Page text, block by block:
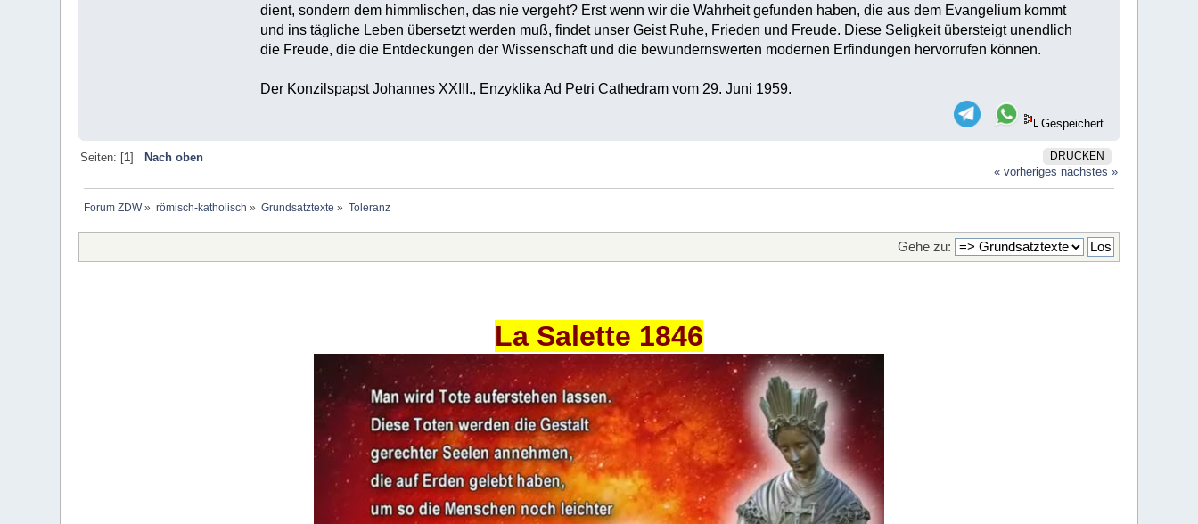
dient, sondern dem himmlischen, das nie vergeht? Erst wenn wir die Wahrheit gefunden haben, die aus dem Evangelium kommt
und ins tägliche Leben übersetzt werden muß, findet unser Geist Ruhe, Frieden und Freude. Diese Seligkeit übersteigt unendlich
die Freude, die die Entdeckungen der Wissenschaft und die bewundernswerten modernen Erfindungen hervorrufen können.
Der Konzilspapst Johannes XXIII., Enzyklika Ad Petri Cathedram vom 29. Juni 1959.
Gespeichert
DRUCKEN
Seiten: [1]
Nach oben
« vorheriges nächstes »
Forum ZDW» römisch-katholisch » Grundsatztexte » Toleranz
Gehe zu:
La Salette 1846